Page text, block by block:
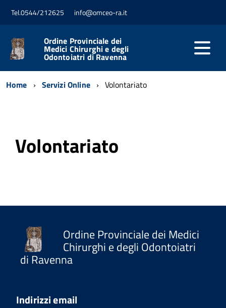
Tel.0544/212625 info@omceo-ra.it
Ordine Provinciale dei
Medici Chirurghi e degli
Odontoiatri di Ravenna
Home Servizi Online Volontariato
Volontariato
Ordine Provinciale dei Medici
Chirurghi e degli Odontoiatri
di Ravenna
Indirizzi email